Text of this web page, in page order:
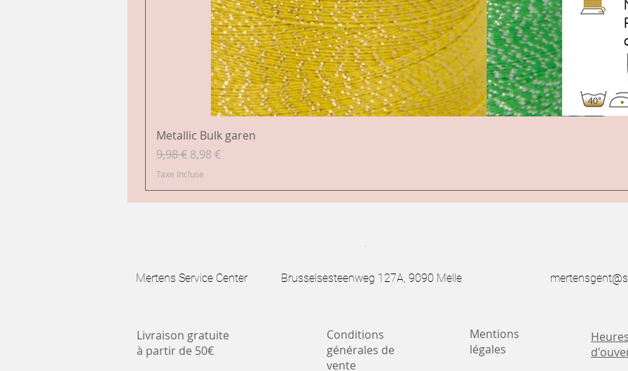
Metallic Bulk garen
Prix original
9,98 € Prix promotionnel
8,98 €
Taxe Incluse
.
Mertens Service Center Brusselsesteenweg 127A, 9090 Melle
Conditions
générales de
vente
Mentions
légales
Heures
Livraison gratuite
à partir de 50€